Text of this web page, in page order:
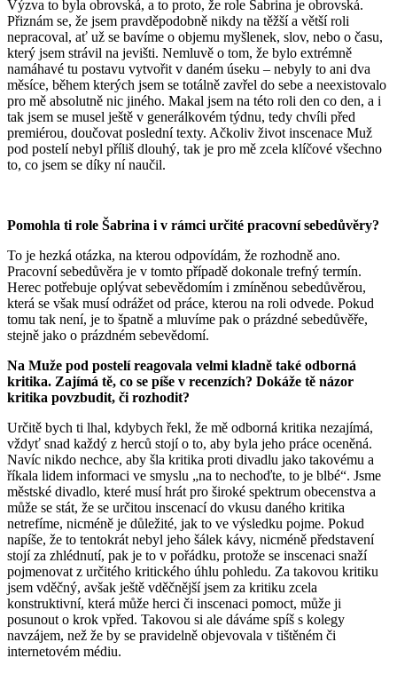
Výzva to byla obrovská, a to proto, že role Šabrina je obrovská.
Přiznám se, že jsem pravděpodobně nikdy na těžší a větší roli
nepracoval, ať už se bavíme o objemu myšlenek, slov, nebo o času,
který jsem strávil na jevišti. Nemluvě o tom, že bylo extrémně
namáhavé tu postavu vytvořit v daném úseku – nebyly to ani dva
měsíce, během kterých jsem se totálně zavřel do sebe a neexistovalo
pro mě absolutně nic jiného. Makal jsem na této roli den co den, a i
tak jsem se musel ještě v generálkovém týdnu, tedy chvíli před
premiérou, doučovat poslední texty. Ačkoliv život inscenace Muž
pod postelí nebyl příliš dlouhý, tak je pro mě zcela klíčové všechno
to, co jsem se díky ní naučil.
Pomohla ti role Šabrina i v rámci určité pracovní sebedůvěry?
To je hezká otázka, na kterou odpovídám, že rozhodně ano.
Pracovní sebedůvěra je v tomto případě dokonale trefný termín.
Herec potřebuje oplývat sebevědomím i zmíněnou sebedůvěrou,
která se však musí odrážet od práce, kterou na roli odvede. Pokud
tomu tak není, je to špatně a mluvíme pak o prázdné sebedůvěře,
stejně jako o prázdném sebevědomí.
Na Muže pod postelí reagovala velmi kladně také odborná
kritika. Zajímá tě, co se píše v recenzích? Dokáže tě názor
kritika povzbudit, či rozhodit?
Určitě bych ti lhal, kdybych řekl, že mě odborná kritika nezajímá,
vždyť snad každý z herců stojí o to, aby byla jeho práce oceněná.
Navíc nikdo nechce, aby šla kritika proti divadlu jako takovému a
říkala lidem informaci ve smyslu „na to nechoďte, to je blbé“. Jsme
městské divadlo, které musí hrát pro široké spektrum obecenstva a
může se stát, že se určitou inscenací do vkusu daného kritika
netrefíme, nicméně je důležité, jak to ve výsledku pojme. Pokud
napíše, že to tentokrát nebyl jeho šálek kávy, nicméně představení
stojí za zhlédnutí, pak je to v pořádku, protože se inscenaci snaží
pojmenovat z určitého kritického úhlu pohledu. Za takovou kritiku
jsem vděčný, avšak ještě vděčnější jsem za kritiku zcela
konstruktivní, která může herci či inscenaci pomoct, může ji
posunout o krok vpřed. Takovou si ale dáváme spíš s kolegy
navzájem, než že by se pravidelně objevovala v tištěném či
internetovém médiu.